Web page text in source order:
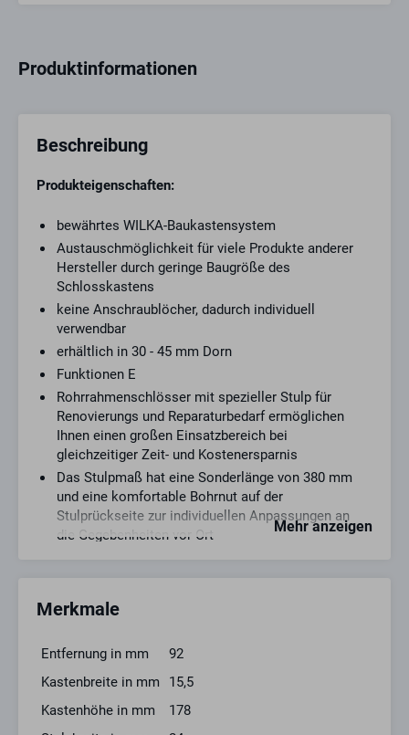
Produktinformationen
Beschreibung
Mehr anzeigen
Produkteigenschaften:
bewährtes WILKA-Baukastensystem
Austauschmöglichkeit für viele Produkte anderer
Hersteller durch geringe Baugröße des
Schlosskastens
keine Anschraublöcher, dadurch individuell
verwendbar
erhältlich in 30 - 45 mm Dorn
Funktionen E
Rohrrahmenschlösser mit spezieller Stulp für
Renovierungs und Reparaturbedarf ermöglichen
Ihnen einen großen Einsatzbereich bei
gleichzeitiger Zeit- und Kostenersparnis
Das Stulpmaß hat eine Sonderlänge von 380 mm
und eine komfortable Bohrnut auf der
Stulprückseite zur individuellen Anpassungen an
die Gegebenheiten vor Ort
Stulp Edelstahl rostfrei
Auslieferung in DL, 20 mm Riegelausschluss
Schlosskasten komplett verzinkt, Falle und Riegel
vernickelt, durchgehende Schraublöcher, für
Merkmale
Entfernung in mm
92
Kastenbreite in mm
15,5
Kastenhöhe in mm
178